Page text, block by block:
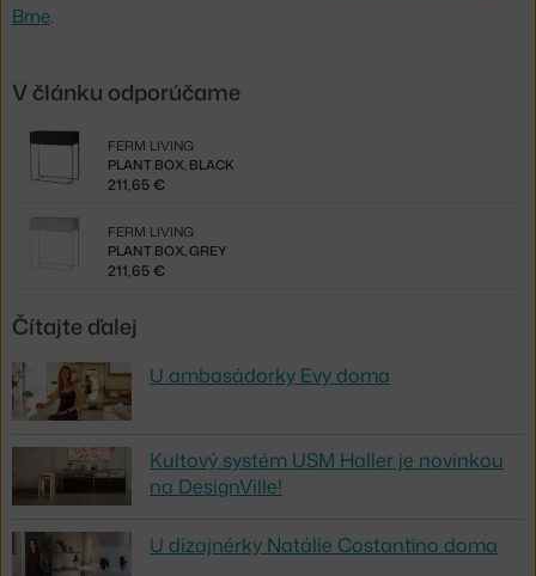
Brne.
V článku odporúčame
PLANT BOX, BLACK
FERM LIVING
211,65 €
PLANT BOX, GREY
FERM LIVING
211,65 €
Čítajte ďalej
U ambasádorky Evy doma
Kultový systém USM Haller je novinkou
na DesignVille!
U dizajnérky Natálie Costantino doma